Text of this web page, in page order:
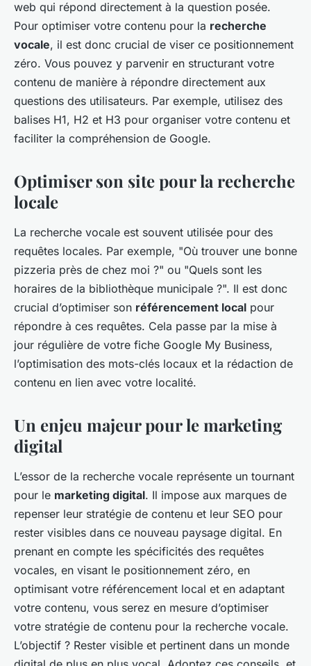
web qui répond directement à la question posée.
Pour optimiser votre contenu pour la recherche
vocale, il est donc crucial de viser ce positionnement
zéro. Vous pouvez y parvenir en structurant votre
contenu de manière à répondre directement aux
questions des utilisateurs. Par exemple, utilisez des
balises H1, H2 et H3 pour organiser votre contenu et
faciliter la compréhension de Google.
Optimiser son site pour la recherche
locale
La recherche vocale est souvent utilisée pour des
requêtes locales. Par exemple, "Où trouver une bonne
pizzeria près de chez moi ?" ou "Quels sont les
horaires de la bibliothèque municipale ?". Il est donc
crucial d’optimiser son référencement local pour
répondre à ces requêtes. Cela passe par la mise à
jour régulière de votre fiche Google My Business,
l’optimisation des mots-clés locaux et la rédaction de
contenu en lien avec votre localité.
Un enjeu majeur pour le marketing
digital
L’essor de la recherche vocale représente un tournant
pour le marketing digital. Il impose aux marques de
repenser leur stratégie de contenu et leur SEO pour
rester visibles dans ce nouveau paysage digital. En
prenant en compte les spécificités des requêtes
vocales, en visant le positionnement zéro, en
optimisant votre référencement local et en adaptant
votre contenu, vous serez en mesure d’optimiser
votre stratégie de contenu pour la recherche vocale.
L’objectif ? Rester visible et pertinent dans un monde